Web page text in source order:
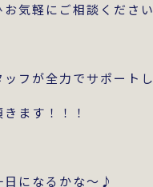
お気軽にご相談ください
フが全力でサポートし
ます！！！
日になるかな～♪